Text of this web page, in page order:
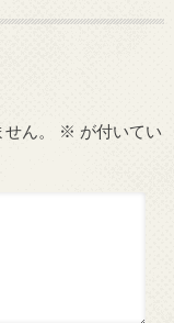
ん。 ※ が付いてい